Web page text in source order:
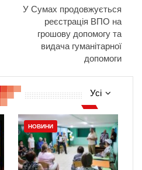
У Сумах продовжується
реєстрація ВПО на
грошову допомогу та
видача гуманітарної
допомоги
Усі
НОВИНИ